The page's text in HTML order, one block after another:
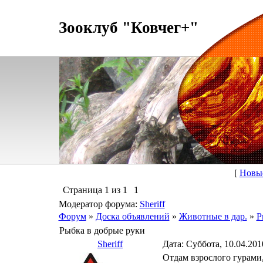
Зооклуб "Ковчег+"
[
Страница 1 из 1
1
Модератор форума: Sheriff
Форум » Доска объявлений » Животные в дар. »
Рыбка в добрые руки
Sheriff
Дата: Суббота,
Отдам взрослого